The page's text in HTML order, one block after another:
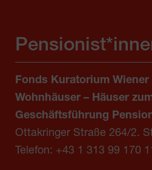
Fonds Kuratorium
Wohnhäuser – Häuser
Geschäftsführung
Ottakringer Straße 264/2.
Telefon: +43 1 313 99 170